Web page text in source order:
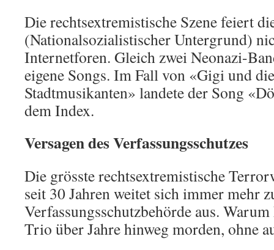
Die rechtsextremistische Szene feiert
(Nationalsozialistischer Untergrund)
Internetforen. Gleich zwei Neonazi-
eigene Songs. Im Fall von «Gigi und
Stadtmusikanten» landete der Song
dem Index.
Versagen des Verfassungsschutzes
Die grösste rechtsextremistische
seit 30 Jahren weitet sich immer mehr
Verfassungsschutzbehörde aus.
Trio über Jahre hinweg morden, ohne